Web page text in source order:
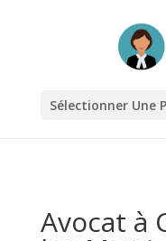
Sélectionner Une
Avocat à